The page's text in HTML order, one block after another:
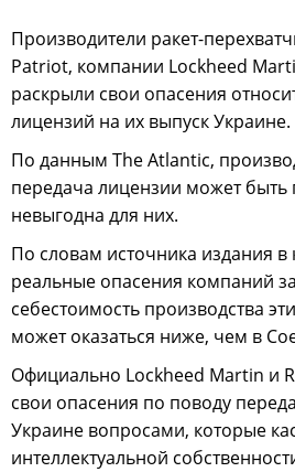
Производители ракет-
Patriot, компании Lockheed
раскрыли свои опасения
лицензий на их выпуск Украине.
По данным The Atlantic,
передача лицензии может быть
невыгодна для них.
По словам источника издания
реальные опасения компаний
себестоимость производства
может оказаться ниже, чем в
Официально Lockheed Martin и
свои опасения по поводу
Украине вопросами, которые
интеллектуальной